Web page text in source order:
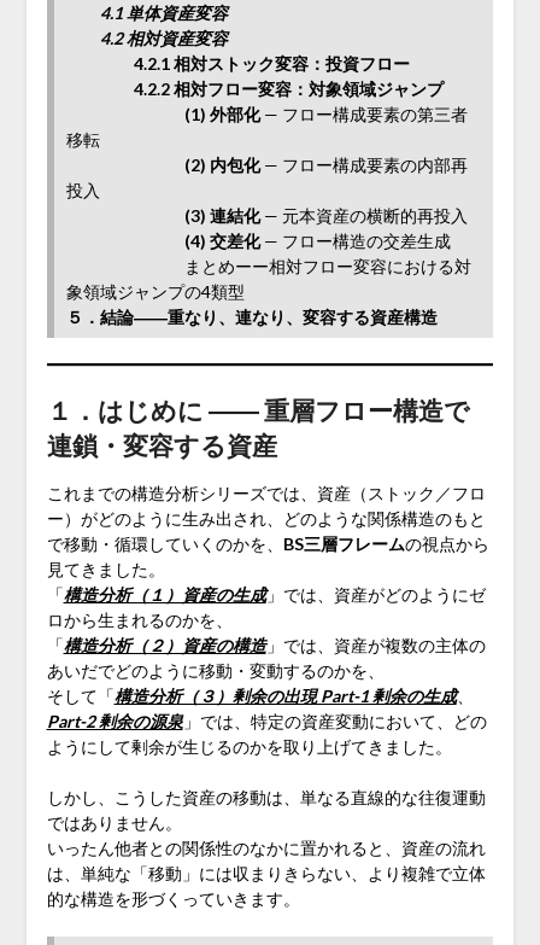
4.1 単体資産変容
4.2 相対資産変容
4.2.1 相対ストック変容：投資フロー
4.2.2 相対フロー変容：対象領域ジャンプ
(1) 外部化— フロー構成要素の第三者
移転
(2) 内包化— フロー構成要素の内部再
投入
(3) 連結化— 元本資産の横断的再投入
(4) 交差化— フロー構造の交差生成
まとめーー相対フロー変容における対
象領域ジャンプの4類型
５．結論――重なり、連なり、変容する資産構造
１．はじめに ―― 重層フロー構造で
連鎖・変容する資産
これまでの構造分析シリーズでは、資産（ストック／フロ
ー）がどのように生み出され、どのような関係構造のもと
で移動・循環していくのかを、 BS三層フレームの視点から
見てきました。
「構造分析（１）資産の生成」では、資産がどのようにゼ
ロから生まれるのかを、
「構造分析（２）資産の構造」では、資産が複数の主体の
あいだでどのように移動・変動するのかを、
そして「構造分析（３）剰余の出現 Part-1 剰余の生成、
Part-2 剰余の源泉」では、特定の資産変動において、どの
ようにして剰余が生じるのかを取り上げてきました。
しかし、こうした資産の移動は、単なる直線的な往復運動
ではありません。
いったん他者との関係性のなかに置かれると、資産の流れ
は、単純な「移動」には収まりきらない、より複雑で立体
的な構造を形づくっていきます。